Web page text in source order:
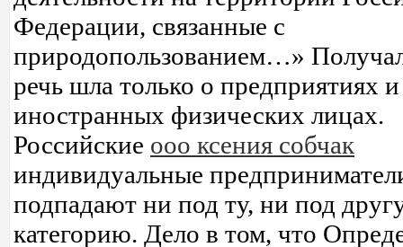
Федерации, связанные с
природопользованием…»
речь шла только о предприятиях и
иностранных физических лицах.
Российские ооо ксения собчак
индивидуальные
подпадают ни под ту, ни под
категорию. Дело в том, что